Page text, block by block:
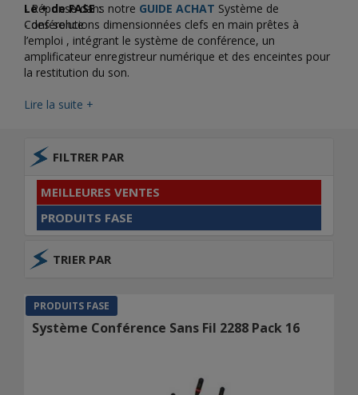
Le + de FASE :
- des solutions dimensionnées clefs en main prêtes à
l’emploi , intégrant le système de conférence, un
amplificateur enregistreur numérique et des enceintes pour
la restitution du son.
nomade, qui s’adapte parfaitement à votre environnement,
mise en service et un accompagnement personnalisé.
- Réponse dans notre GUIDE ACHAT Système de
Conférence
Lire la suite +
FILTRER PAR
MEILLEURES VENTES
PRODUITS FASE
TRIER PAR
PRODUITS FASE
Système Conférence Sans Fil 2288 Pack 16